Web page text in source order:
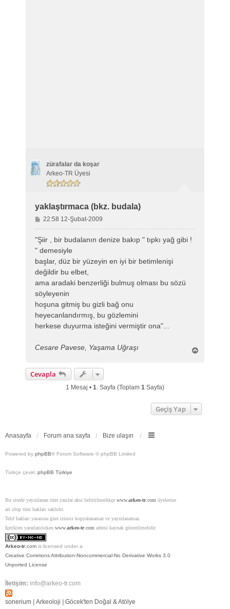
zürafalar da koşar
Arkeo-TR Üyesi
yaklaştırmaca (bkz. budala)
M
e
s
a
22:58 12-Şubat-2009
"Şiir , bir budalanın denize bakıp " tıpkı yağ gibi !
" demesiyle
başlar, düz bir yüzeyin en iyi bir betimlenişi
değildir bu elbet,
ama aradaki benzerliği bulmuş olması bu sözü
söyleyenin
hoşuna gitmiş bu gizli bağ onu
heyecanlandırmış, bu gözlemini
herkese duyurma isteğini vermiştir ona"...
Cesare Pavese, Yaşama Uğraşı
Cevapla
1 Mesaj • 1. Sayfa (Toplam 1Sayfa)
Geçiş Yap
Anasayfa Forum ana sayfa Bize ulaşın
Powered by phpBB® Forum Software © phpBB Limited
Türkçe çeviri: phpBB Türkiye
Bu sitede yayınlanan tüm yazılar aksi belirtilmedikçe www.arkeo-tr.com üyelerine
ait olup tüm hakları saklıdır.
Telif hakları yasasına göre izinsiz kopyalanamaz ve yayınlanamaz.
İçerikten yararlanılırken www.arkeo-tr.com adresi kaynak gösterilmelidir.
Arkeo-tr .com is licensed under a
Creative Commons Attribution-Noncommercial-No Derivative Works 3.0
Unported License
İletişim: info@arkeo-tr.com
sonerium Arkeoloji Göcek'ten Doğal & Atölye